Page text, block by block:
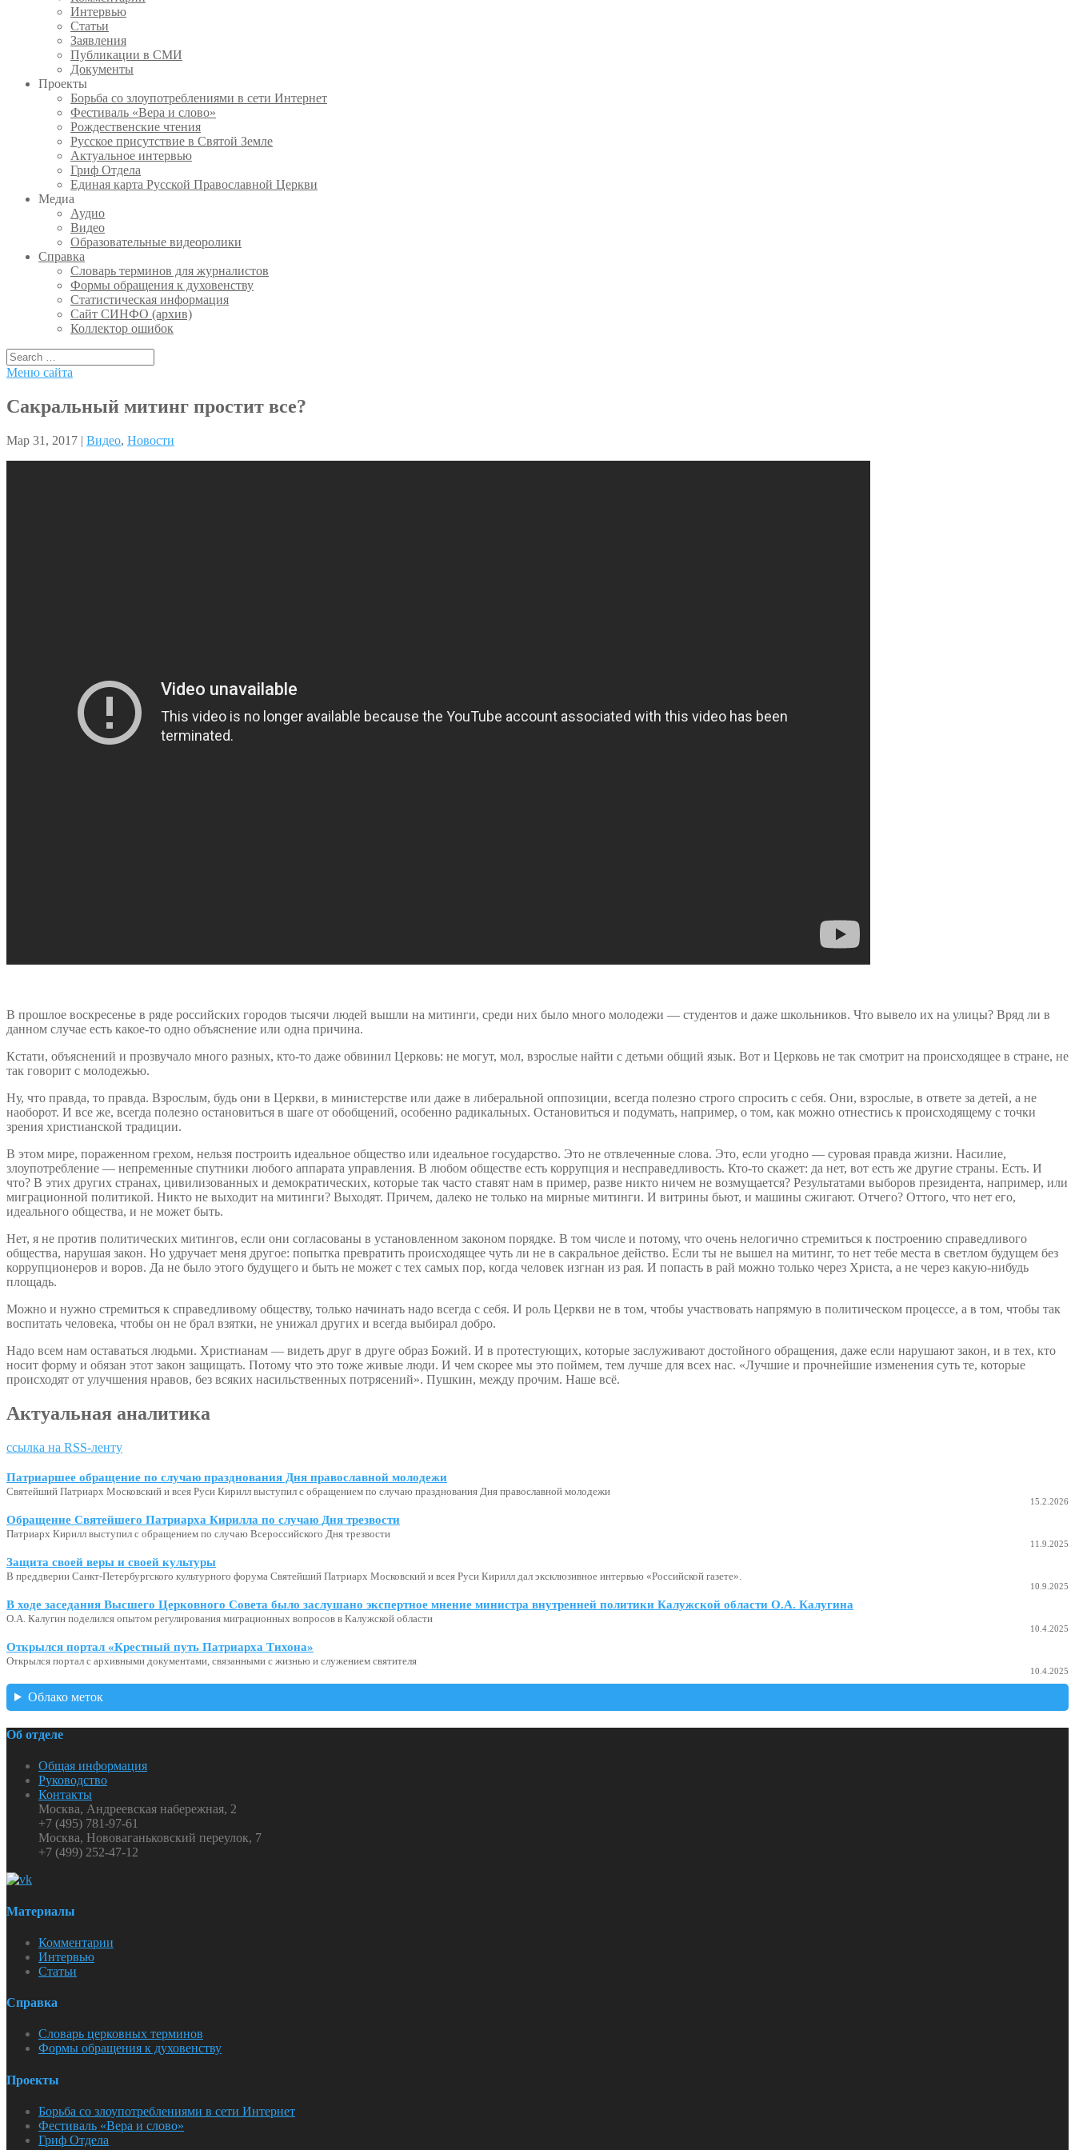
Интервью
Статьи
Заявления
Публикации в СМИ
Документы
Проекты
Борьба со злоупотреблениями в сети Интернет
Фестиваль «Вера и слово»
Рождественские чтения
Русское присутствие в Святой Земле
Актуальное интервью
Гриф Отдела
Единая карта Русской Православной Церкви
Медиа
Аудио
Видео
Образовательные видеоролики
Справка
Словарь терминов для журналистов
Формы обращения к духовенству
Статистическая информация
Сайт СИНФО (архив)
Коллектор ошибок
Меню сайта
Сакральный митинг простит все?
Мар 31, 2017 | Видео, Новости
В прошлое воскресенье в ряде российских городов тысячи людей вышли на митинги, среди них было много молодежи — студентов и даже школьников. Что вывело их на улицы? Вряд ли в
данном случае есть какое-то одно объяснение или одна причина.
Кстати, объяснений и прозвучало много разных, кто-то даже обвинил Церковь: не могут, мол, взрослые найти с детьми общий язык. Вот и Церковь не так смотрит на происходящее в стране, не
так говорит с молодежью.
Ну, что правда, то правда. Взрослым, будь они в Церкви, в министерстве или даже в либеральной оппозиции, всегда полезно строго спросить с себя. Они, взрослые, в ответе за детей, а не
наоборот. И все же, всегда полезно остановиться в шаге от обобщений, особенно радикальных. Остановиться и подумать, например, о том, как можно отнестись к происходящему с точки
зрения христианской традиции.
В этом мире, пораженном грехом, нельзя построить идеальное общество или идеальное государство. Это не отвлеченные слова. Это, если угодно — суровая правда жизни. Насилие,
злоупотребление — непременные спутники любого аппарата управления. В любом обществе есть коррупция и несправедливость. Кто-то скажет: да нет, вот есть же другие страны. Есть. И
что? В этих других странах, цивилизованных и демократических, которые так часто ставят нам в пример, разве никто ничем не возмущается? Результатами выборов президента, например, или
миграционной политикой. Никто не выходит на митинги? Выходят. Причем, далеко не только на мирные митинги. И витрины бьют, и машины сжигают. Отчего? Оттого, что нет его,
идеального общества, и не может быть.
Нет, я не против политических митингов, если они согласованы в установленном законом порядке. В том числе и потому, что очень нелогично стремиться к построению справедливого
общества, нарушая закон. Но удручает меня другое: попытка превратить происходящее чуть ли не в сакральное действо. Если ты не вышел на митинг, то нет тебе места в светлом будущем без
коррупционеров и воров. Да не было этого будущего и быть не может с тех самых пор, когда человек изгнан из рая. И попасть в рай можно только через Христа, а не через какую-нибудь
площадь.
Можно и нужно стремиться к справедливому обществу, только начинать надо всегда с себя. И роль Церкви не в том, чтобы участвовать напрямую в политическом процессе, а в том, чтобы так
воспитать человека, чтобы он не брал взятки, не унижал других и всегда выбирал добро.
Надо всем нам оставаться людьми. Христианам — видеть друг в друге образ Божий. И в протестующих, которые заслуживают достойного обращения, даже если нарушают закон, и в тех, кто
носит форму и обязан этот закон защищать. Потому что это тоже живые люди. И чем скорее мы это поймем, тем лучше для всех нас. «Лучшие и прочнейшие изменения суть те, которые
происходят от улучшения нравов, без всяких насильственных потрясений». Пушкин, между прочим. Наше всё.
Актуальная аналитика
ссылка на RSS-ленту
Патриаршее обращение по случаю празднования Дня православной молодежи
Святейший Патриарх Московский и всея Руси Кирилл выступил с обращением по случаю празднования Дня православной молодежи
15.2.2026
Обращение Святейшего Патриарха Кирилла по случаю Дня трезвости
Патриарх Кирилл выступил с обращением по случаю Всероссийского Дня трезвости
11.9.2025
Защита своей веры и своей культуры
В преддверии Санкт-Петербургского культурного форума Святейший Патриарх Московский и всея Руси Кирилл дал эксклюзивное интервью «Российской газете».
10.9.2025
В ходе заседания Высшего Церковного Совета было заслушано экспертное мнение министра внутренней политики Калужской области О.А. Калугина
О.А. Калугин поделился опытом регулирования миграционных вопросов в Калужской области
10.4.2025
Открылся портал «Крестный путь Патриарха Тихона»
Открылся портал с архивными документами, связанными с жизнью и служением святителя
10.4.2025
Облако меток
Об отделе
Общая информация
Руководство
Контакты
Москва, Андреевская набережная, 2
+7 (495) 781-97-61
Москва, Нововаганьковский переулок, 7
+7 (499) 252-47-12
Материалы
Комментарии
Интервью
Статьи
Справка
Словарь церковных терминов
Формы обращения к духовенству
Проекты
Борьба со злоупотреблениями в сети Интернет
Фестиваль «Вера и слово»
Гриф Отдела